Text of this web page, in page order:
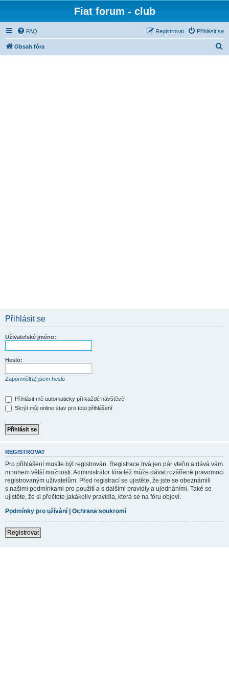
Fiat forum - club
FAQ Přihlásit se
Registrovat
Obsah fóra
Přihlásit se
Uživatelské jméno:
Heslo:
Zapomněl(a) jsem heslo
Přihlásit mě automaticky při každé návštěvě
Skrýt můj online stav pro toto přihlášení
REGISTROVAT
Pro přihlášení musíte být registrován. Registrace trvá jen pár vteřin a dává vám
mnohem větší možnosti. Administrátor fóra též může dávat rozšířené pravomoci
registrovaným uživatelům. Před registrací se ujistěte, že jste se obeznámili
s našimi podmínkami pro použití a s dalšími pravidly a ujednáními. Také se
ujistěte, že si přečtete jakákoliv pravidla, která se na fóru objeví.
Podmínky pro užívání | Ochrana soukromí
Registrovat